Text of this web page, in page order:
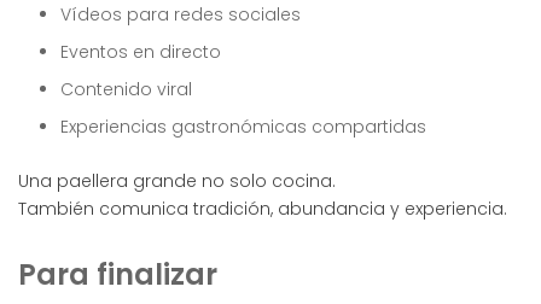
Vídeos para redes sociales
Eventos en directo
Contenido viral
Experiencias gastronómicas compartidas
Una paellera grande no solo cocina.
También comunica tradición, abundancia y experiencia.
Para finalizar